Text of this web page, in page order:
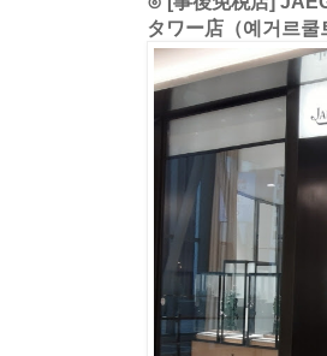
タワー店（예거르쿨